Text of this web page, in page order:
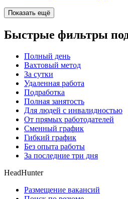
Показать ещё
Быстрые фильтры
Полный день
Вахтовый метод
За сутки
Удаленная работа
Подработка
Полная занятость
Для людей с инвалидностью
От прямых работодателей
Сменный график
Гибкий график
Без опыта работы
За последние три дня
HeadHunter
Размещение вакансий